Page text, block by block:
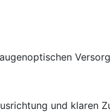
und klaren